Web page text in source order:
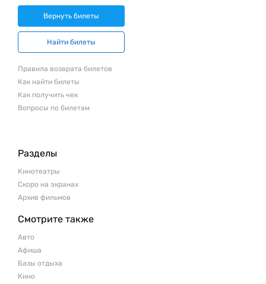
Вернуть билеты
Найти билеты
Правила возврата билетов
Как найти билеты
Как получить чек
Вопросы по билетам
Разделы
Кинотеатры
Скоро на экранах
Архив фильмов
Смотрите также
Авто
Афиша
Базы отдыха
Кино